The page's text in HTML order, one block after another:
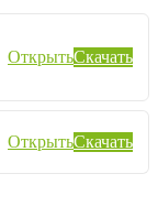
ОткрытьСкачать
ОткрытьСкачать